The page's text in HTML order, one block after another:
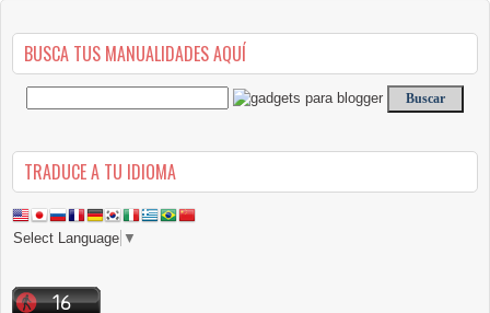
BUSCA TUS MANUALIDADES AQUÍ
TRADUCE A TU IDIOMA
Select Language ▼